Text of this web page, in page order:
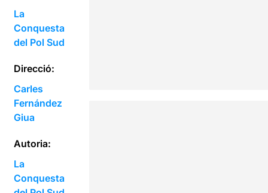
La
Conquesta
del Pol Sud
Direcció:
Carles
Fernández
Giua
Autoria:
La
Conquesta